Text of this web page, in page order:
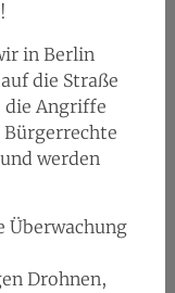
in Berlin
die Straße
die Angriffe
Bürgerrechte
werden
Überwachung
Drohnen,